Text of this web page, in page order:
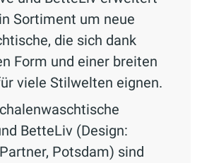
Sortiment um neue
die sich dank
Form und einer breiten
viele Stilwelten eignen.
BetteLiv (Design:
Potsdam) sind